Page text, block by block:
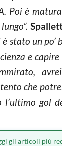
Poi è
stato un po’
e
che
l’ul­ti­mo gol
gli articoli più